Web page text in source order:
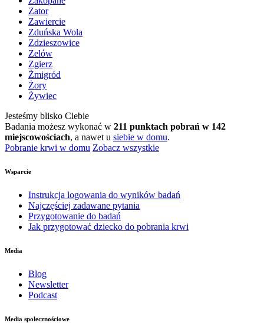
Zator
Zawiercie
Zduńska Wola
Zdzieszowice
Zelów
Zgierz
Żmigród
Żory
Żywiec
Jesteśmy blisko Ciebie
Badania możesz wykonać w 211 punktach pobrań w 142
miejscowościach, a nawet u siebie w domu.
Pobranie krwi w domu Zobacz wszystkie
Wsparcie
Instrukcja logowania do wyników badań
Najczęściej zadawane pytania
Przygotowanie do badań
Jak przygotować dziecko do pobrania krwi
Media
Blog
Newsletter
Podcast
Media społecznościowe